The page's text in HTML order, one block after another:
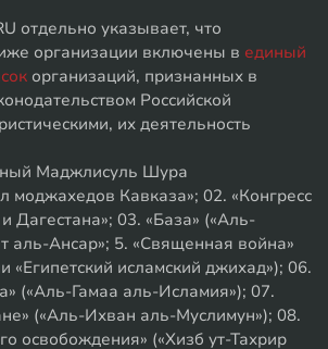
отдельно указывает, что
организации включены в единый
организаций, признанных в
Российской
их деятельность
Маджлисуль Шура
моджахедов Кавказа»; 02. «Конгресс
Дагестана»; 03. «База» («Аль-
аль-Ансар»; 5. «Священная война»
«Египетский исламский джихад»); 06.
(«Аль-Гамаа аль-Исламия»); 07.
(«Аль-Ихван аль-Муслимун»); 08.
освобождения» («Хизб ут-Тахрир